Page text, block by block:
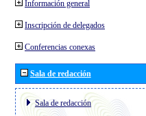
Información general
Inscripción de delegados
Conferencias conexas
Sala de redacción
Sala de redacción